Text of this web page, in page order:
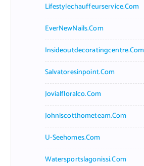
Lifestylechauffeurservice.com
EverNewNails.com
Insideoutdecoratingcentre.com
Salvatoresinpoint.com
Jovialfloralco.com
Johnlscotthometeam.com
U-Seehomes.com
Watersportslagonissi.com